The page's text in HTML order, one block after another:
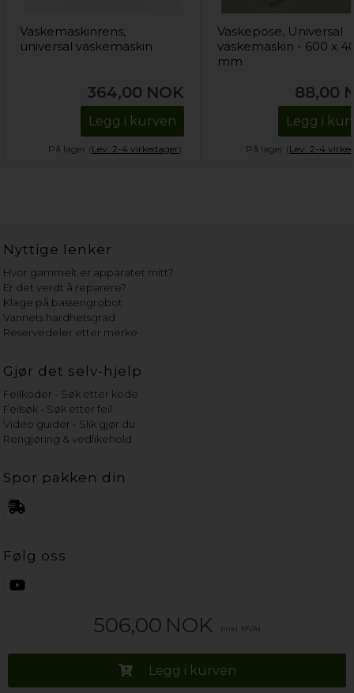
506,00 NOK (inkl. MVA)
Legg i kurven
Vaskemaskinrens,
universal vaskemaskin
364,00 NOK
Legg i kurven
På lager (Lev. 2-4 virkedager).
Vaskepose, Universal
vaskemaskin - 600 x
mm
88,00
Legg i
På lager (Lev. 2-4
Nyttige lenker
Hvor gammelt er apparatet mitt?
Er det verdt å reparere?
Klage på bassengrobot
Vannets hardhetsgrad
Reservedeler etter merke
Gjør det selv-hjelp
Feilkoder - Søk etter kode
Feilsøk - Søk etter feil
Video guider - Slik gjør du
Rengjøring & vedlikehold
Spor pakken din
Følg oss